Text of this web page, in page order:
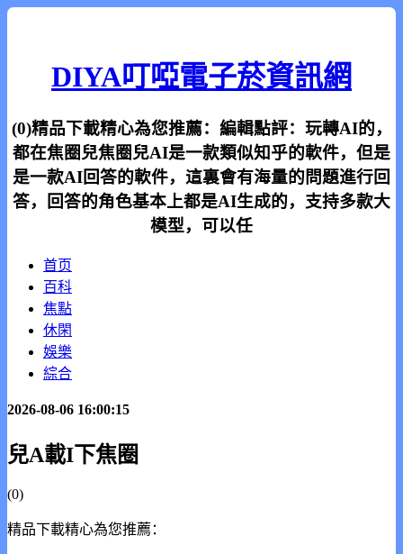
DIYA叮啞電子菸資訊網
(0)精品下載精心為您推薦：編輯點評：玩轉AI的，
都在焦圈兒焦圈兒AI是一款類似知乎的軟件，但是
是一款AI回答的軟件，這裏會有海量的問題進行回
答，回答的角色基本上都是AI生成的，支持多款大
模型，可以任
首页
百科
焦點
休閑
娛樂
綜合
2026-08-06 16:00:15
兒A載I下焦圈
(0)
精品下載精心為您推薦：